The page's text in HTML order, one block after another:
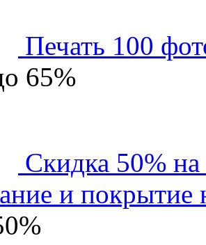
Печать 100
65%
Скидка 50%
и покрытие